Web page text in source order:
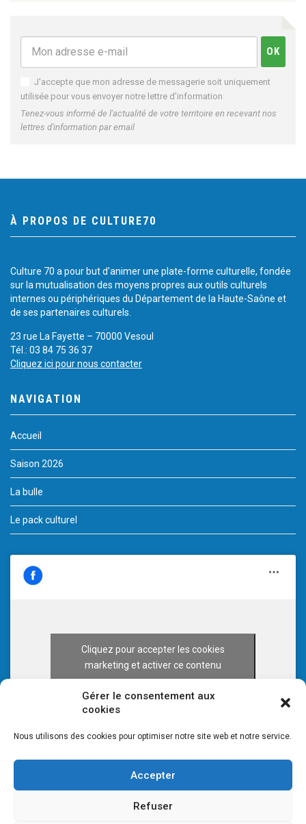
Gérer le consentement aux
cookies
Nous utilisons des cookies pour optimiser notre site web et notre service.
Accepter
Refuser
J'accepte que mon adresse de messagerie soit uniquement
utilisée pour vous envoyer notre lettre d'information
Tenez-vous informé de l'actualité de votre territoire en recevant nos
lettres d'information par email
À PROPOS DE CULTURE70
Culture 70 a pour but d’animer une plate-forme culturelle, fondée
sur la mutualisation des moyens propres aux outils culturels
internes ou périphériques du Département de la Haute-Saône et
de ses partenaires culturels.
23 rue La Fayette – 70000 Vesoul
Tél.: 03 84 75 36 37
Cliquez ici pour nous contacter
NAVIGATION
Accueil
Saison 2026
La bulle
Le pack culturel
Cliquez pour accepter les cookies
marketing et activer ce contenu